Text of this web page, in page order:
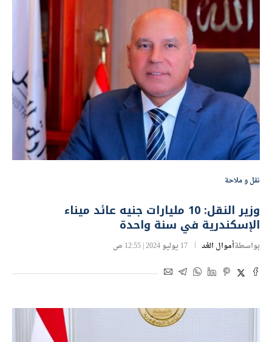
نقل و ملاحة
وزير النقل: 10 مليارات جنيه عائد ميناء
الإسكندرية في سنة واحدة
بواسطةأموال الغد 17 يوليو 2024 | 12:55 ص